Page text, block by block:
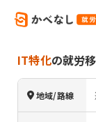
IT特化の就労
地域/路線